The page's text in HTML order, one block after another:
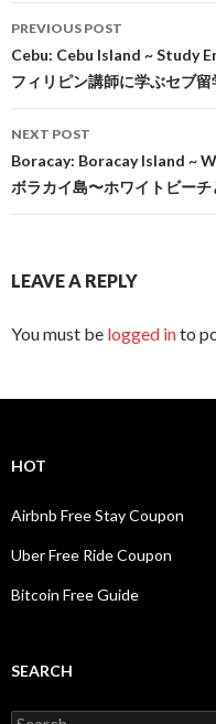
Post
navigation
PREVIOUS POST
Cebu: Cebu Island ~ Study
フィリピン講師に学ぶセブ留
NEXT POST
Boracay: Boracay Island ~
ボラカイ島〜ホワイトビーチ
LEAVE A REPLY
You must be logged into
HOT
Airbnb Free Stay Coupon
Uber Free Ride Coupon
Bitcoin Free Guide
SEARCH
Search